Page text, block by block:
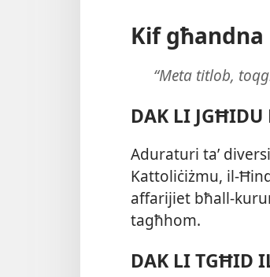
Kif
“Meta titlob,
DAK LI JGĦIDU
Aduraturi taʼ
Kattoliċiżmu, il-​
affarijiet bħall-​
tagħhom.
DAK LI TGĦID